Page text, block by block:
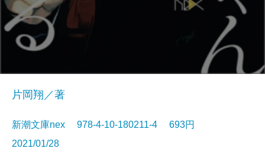
片岡翔／著
新潮文庫nex 978-4-10-180211-4 693円
2021/01/28